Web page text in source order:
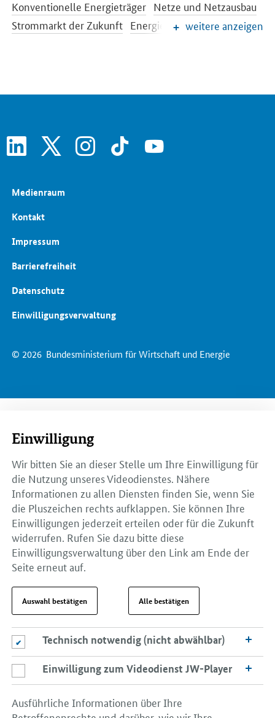
Konventionelle Energieträger Netze und Netzausbau
Strommarkt der Zukunft Energiespeicher
Energiepreise und Transparenz für Verbraucher
weitere anzeigen
linkedin instagram tiktok youtube
© 2026 Bundesministerium für Wirtschaft und Energie
Medienraum
Kontakt
Impressum
Barrierefreiheit
Datenschutz
Einwilligungsverwaltung
Einwilligung
Wir bitten Sie an dieser Stelle um Ihre Einwilligung für
die Nutzung unseres Videodienstes. Nähere
Informationen zu allen Diensten finden Sie, wenn Sie
die Pluszeichen rechts aufklappen. Sie können Ihre
Einwilligungen jederzeit erteilen oder für die Zukunft
widerrufen. Rufen Sie dazu bitte diese
Einwilligungsverwaltung über den Link am Ende der
Seite erneut auf.
Auswahl bestätigen Alle bestätigen
Technisch notwendig (nicht abwählbar)
Technisch notwendig (nicht abwählbar)
Einwilligung zum Videodienst JW-Player
Einwilligung zum Videodienst JW-Player
Ausführliche Informationen über Ihre